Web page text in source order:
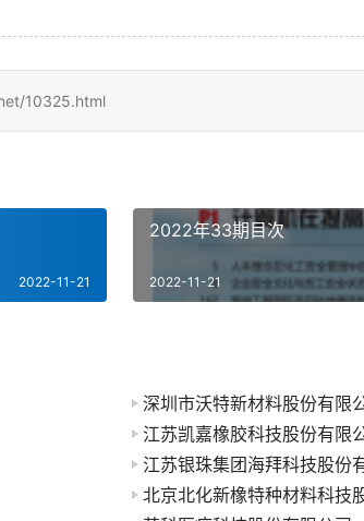
10325.html
2022-11-21
2022年33期目次
2022-11-21
深圳市沃特新材料股份有限
江苏凯嘉橡胶科技股份有限
江苏银珠集团海拜科技股份
北京北化新橡特种材料科技